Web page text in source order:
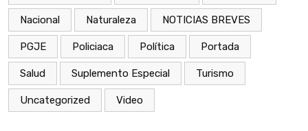
Nacional Naturaleza NOTICIAS BREVES
PGJE Policiaca Política Portada
Salud Suplemento Especial Turismo
Uncategorized Video